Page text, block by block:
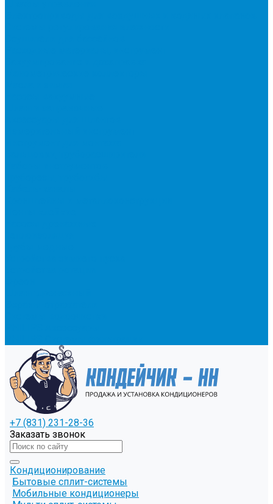
+7 (831) 231-28-36
Заказать звонок
Кондиционирование
Бытовые сплит-системы
Мобильные кондиционеры